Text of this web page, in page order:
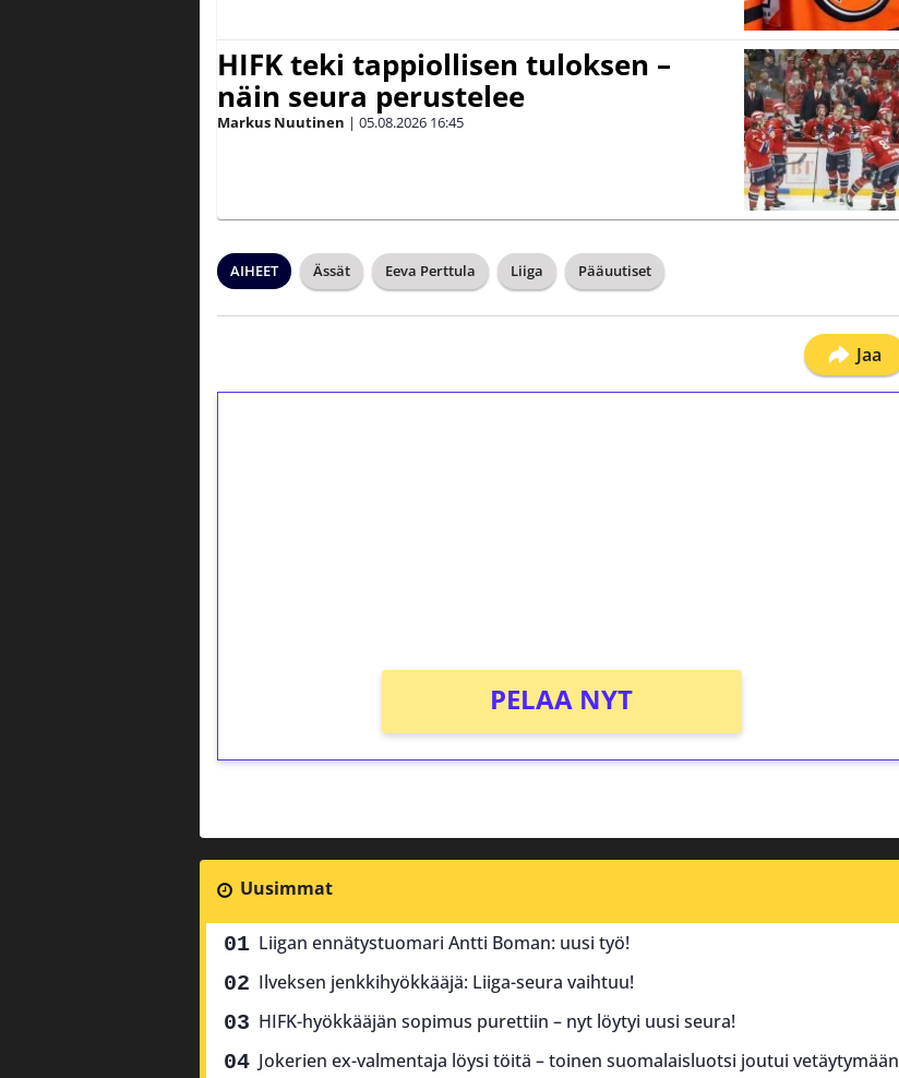
HIFK teki tappiollisen tuloksen –
näin seura perustelee
Markus Nuutinen | 05.08.2026 16:45
AIHEET Ässät Eeva Perttula Liiga Pääuutiset
Jaa
PELAA NYT
Uusimmat
Liigan ennätystuomari Antti Boman: uusi työ!
Ilveksen jenkkihyökkääjä: Liiga-seura vaihtuu!
HIFK-hyökkääjän sopimus purettiin – nyt löytyi uusi seura!
Jokerien ex-valmentaja löysi töitä – toinen suomalaisluotsi joutui vetäytymään